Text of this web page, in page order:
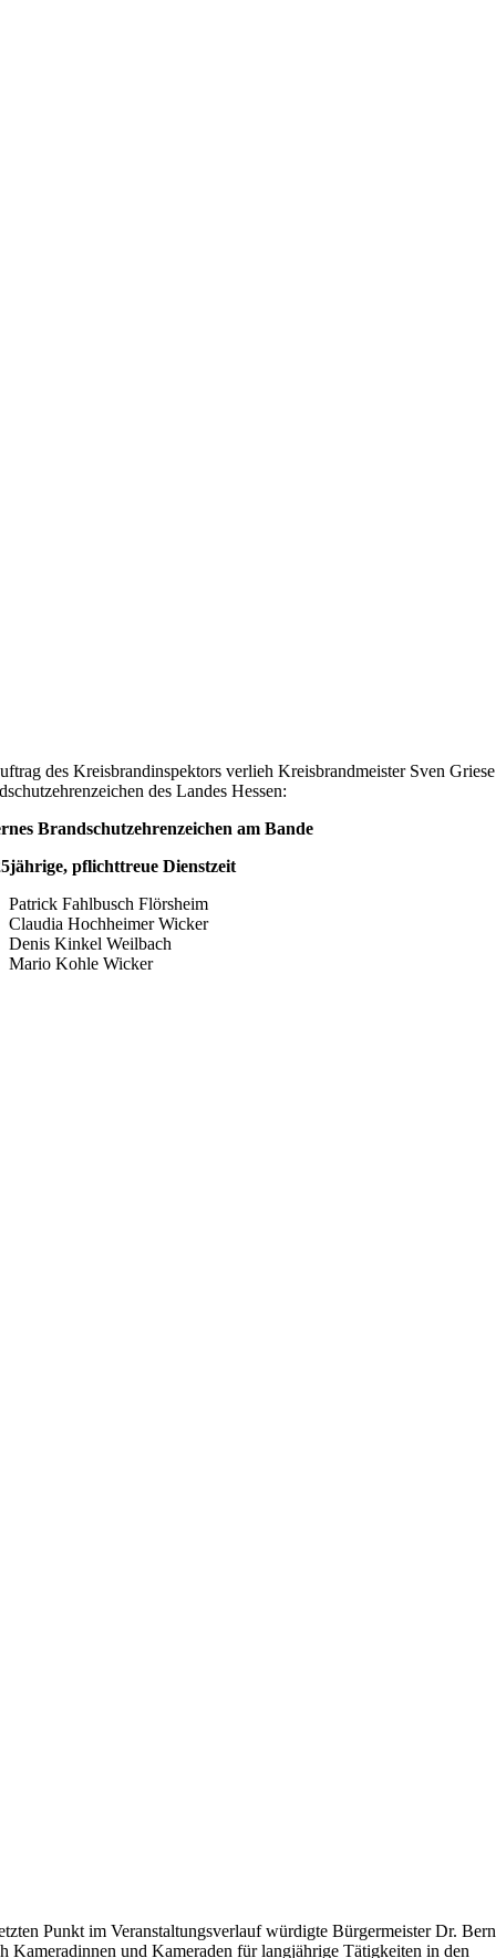
des Kreisbrandinspektors verlieh Kreisbrandmeister Sven
des Landes Hessen:
Brandschutzehrenzeichen am Bande
pflichttreue Dienstzeit
Patrick Fahlbusch Flörsheim
Claudia Hochheimer Wicker
Denis Kinkel Weilbach
Mario Kohle Wicker
Punkt im Veranstaltungsverlauf würdigte Bürgermeister Dr.
Kameradinnen und Kameraden für langjährige Tätigkeiten in den